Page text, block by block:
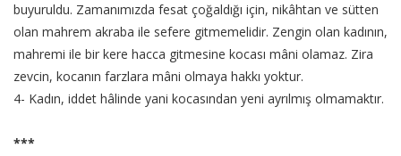
buyuruldu. Zamanımızda fesat çoğaldığı için, nikâhtan ve sütten
olan mahrem akraba ile sefere gitmemelidir. Zengin olan kadının,
mahremi ile bir kere hacca gitmesine kocası mâni olamaz. Zira
zevcin, kocanın farzlara mâni olmaya hakkı yoktur.
4- Kadın, iddet hâlinde yani kocasından yeni ayrılmış olmamaktır.
***